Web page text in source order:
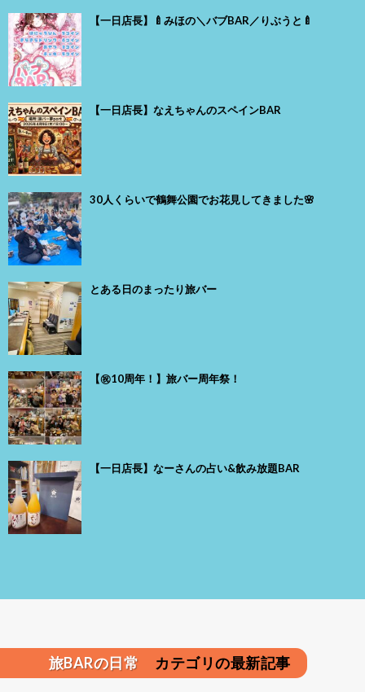
【一日店長】🍼みほの＼バブBAR／りぶうと🍼
【一日店長】なえちゃんのスペインBAR
30人くらいで鶴舞公園でお花見してきました🌸
とある日のまったり旅バー
【㊗️10周年！】旅バー周年祭！
【一日店長】なーさんの占い&飲み放題BAR
旅BARの日常 カテゴリの最新記事